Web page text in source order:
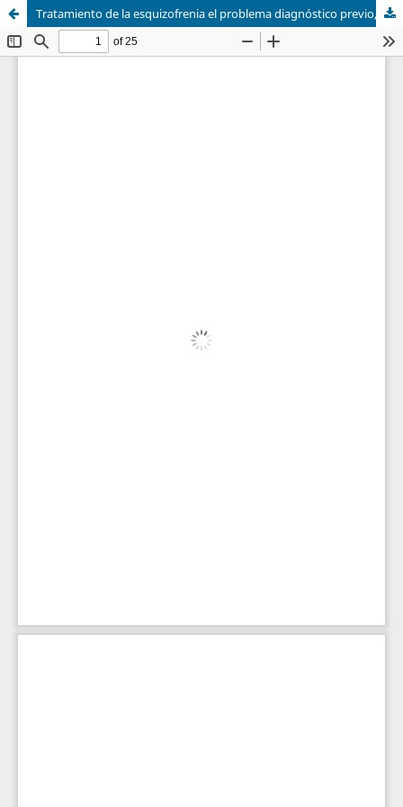
Tratamiento de la esquizofrenia el problema diagnóstico previo, sistemática de las observaciones